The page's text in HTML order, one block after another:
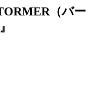
（バー